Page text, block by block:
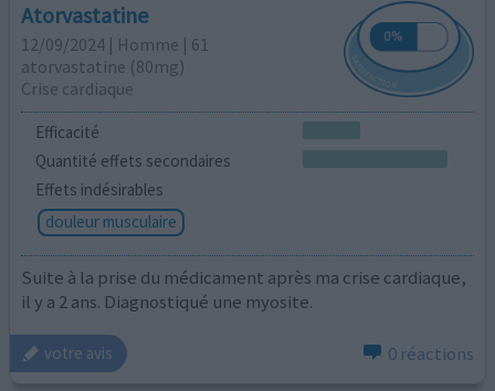
Atorvastatine
12/09/2024 | Homme | 61
atorvastatine (80mg)
Crise cardiaque
Efficacité
Quantité effets secondaires
Effets indésirables
douleur musculaire
Suite à la prise du médicament après ma crise cardiaque,
il y a 2 ans. Diagnostiqué une myosite.
votre avis 0 réactions